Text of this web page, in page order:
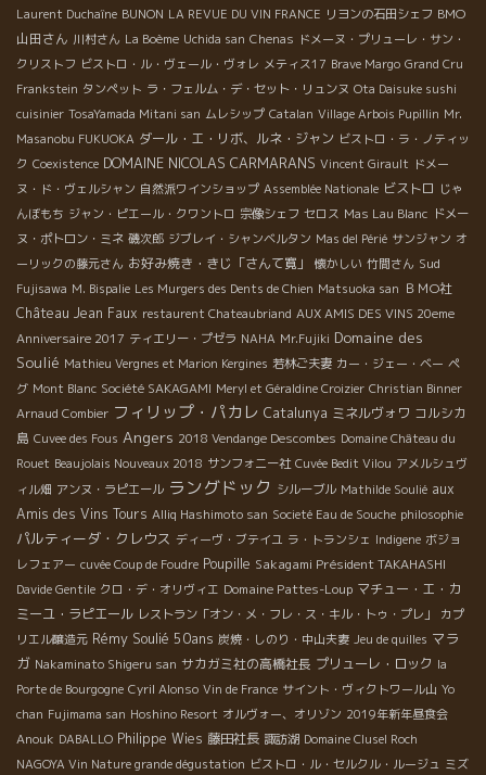
Laurent Duchaîne BUNON LA REVUE DU VIN FRANCE リヨンの石田シェフ BMO
山田さん 川村さん La Boème Uchida san Chenas ドメーヌ・プリューレ・サン・
クリストフ ビストロ・ル・ヴェール・ヴォレ メティス17 Brave Margo Grand Cru
Frankstein タンペット ラ・フェルム・デ・セット・リュンヌ Ota Daisuke sushi
cuisinier TosaYamada Mitani san ムレシップ Catalan Village Arbois Pupillin Mr.
Masanobu FUKUOKA ダール・エ・リボ、ルネ・ジャン ビストロ・ラ・ノティッ
ク Coexistence DOMAINE NICOLAS CARMARANS Vincent Girault ドメー
ヌ・ド・ヴェルシャン 自然派ワインショップ Assemblée Nationale ビストロ じゃ
んぼもち ジャン・ピエール・クワントロ 宗像シェフ セロス Mas Lau Blanc ドメー
ヌ・ポトロン・ミネ 磯次郎 ジブレイ・シャンベルタン Mas del Périé サンジャン オ
ーリックの藤元さん お好み焼き・きじ「さんて寛」 懐かしい 竹間さん Sud
Fujisawa M. Bispalie Les Murgers des Dents de Chien Matsuoka san ＢＭО社
Château Jean Faux restaurent Chateaubriand AUX AMIS DES VINS 20eme
Anniversaire 2017 ティエリー・プゼラ NAHA Mr.Fujiki Domaine des
Soulié Mathieu Vergnes et Marion Kergines 若林ご夫妻 カー・ジェー・ベー ペ
グ Mont Blanc Société SAKAGAMI Meryl et Géraldine Croizier Christian Binner
Arnaud Combier フィリップ・パカレ Catalunya ミネルヴォワ コルシカ
島 Cuvee des Fous Angers 2018 Vendange Descombes Domaine Château du
Rouet Beaujolais Nouveaux 2018 サンフォニー社 Cuvée Bedit Vilou アメルシュヴ
ィル畑 アンヌ・ラピエール ラングドック シルーブル Mathilde Soulié aux
Amis des Vins Tours Alliq Hashimoto san Societé Eau de Souche philosophie
パルティーダ・クレウス ディーヴ・ブテイユ ラ・トランシェ Indigene ボジョ
レフェアー cuvée Coup de Foudre Poupille Sakagami Président TAKAHASHI
Davide Gentile クロ・デ・オリヴィエ Domaine Pattes-Loup マチュー・エ・カ
ミーユ・ラピエール レストラン「オン・メ・フレ・ス・キル・トゥ・プレ」
カプ
リエル醸造元 Rémy Soulié 50ans 炭焼・しのり・中山夫妻 Jeu de quilles マラ
ガ Nakaminato Shigeru san サカガミ社の高橋社長 プリューレ・ロック la
Porte de Bourgogne Cyril Alonso Vin de France サイント・ヴィクトワール山 Yo
chan Fujimama san Hoshino Resort オルヴォー、オリゾン 2019年新年昼食会
Anouk DABALLO Philippe Wies 藤田社長 諏訪湖 Domaine Clusel Roch
NAGOYA Vin Nature grande dégustation ビストロ・ル・セルクル・ルージュ ミズ